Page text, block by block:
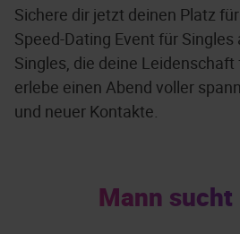
Sichere dir jetzt deinen Platz
Speed-Dating Event für Singles
Singles, die deine
erlebe einen Abend voller
und neuer Kontakte.
Mann sucht